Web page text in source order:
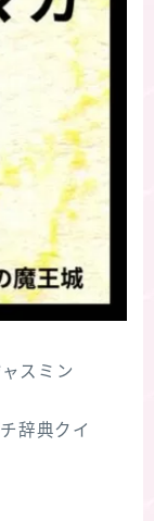
スミン
辞典クイ